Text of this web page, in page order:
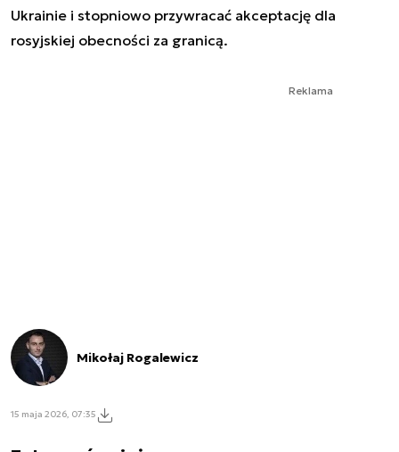
Ukrainie i stopniowo przywracać akceptację dla
rosyjskiej obecności za granicą.
Reklama
Mikołaj Rogalewicz
15 maja 2026, 07:35